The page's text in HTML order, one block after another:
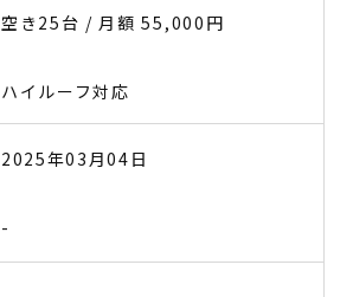
空き25台 / 月額 55,000円
ハイルーフ対応
2025年03月04日
-